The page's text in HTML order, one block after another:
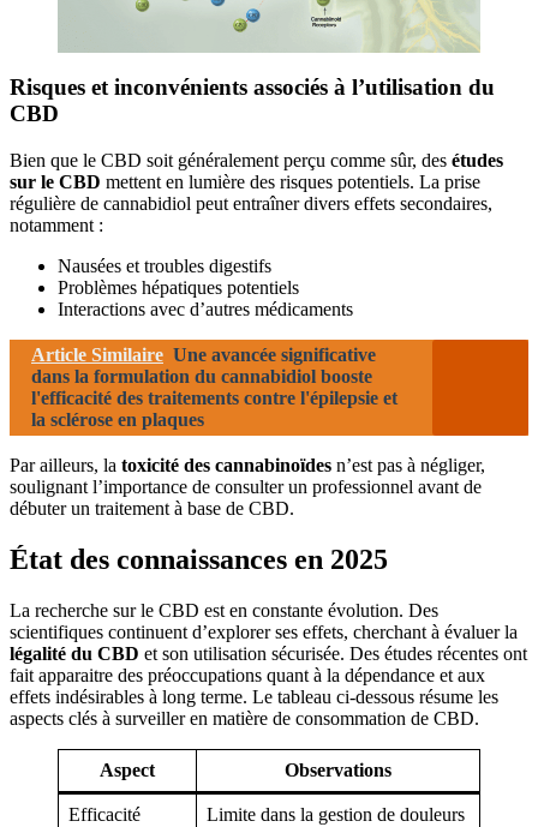
Risques et inconvénients associés à l’utilisation du
CBD
Bien que le CBD soit généralement perçu comme sûr, des études
sur le CBD mettent en lumière des risques potentiels. La prise
régulière de cannabidiol peut entraîner divers effets secondaires,
notamment :
Nausées et troubles digestifs
Problèmes hépatiques potentiels
Interactions avec d’autres médicaments
Article Similaire Une avancée significative
dans la formulation du cannabidiol booste
l'efficacité des traitements contre l'épilepsie et
la sclérose en plaques
Par ailleurs, la toxicité des cannabinoïdes n’est pas à négliger,
soulignant l’importance de consulter un professionnel avant de
débuter un traitement à base de CBD.
État des connaissances en 2025
La recherche sur le CBD est en constante évolution. Des
scientifiques continuent d’explorer ses effets, cherchant à évaluer la
légalité du CBD et son utilisation sécurisée. Des études récentes ont
fait apparaitre des préoccupations quant à la dépendance et aux
effets indésirables à long terme. Le tableau ci-dessous résume les
aspects clés à surveiller en matière de consommation de CBD.
Aspect Observations
Efficacité
Limite dans la gestion de douleurs